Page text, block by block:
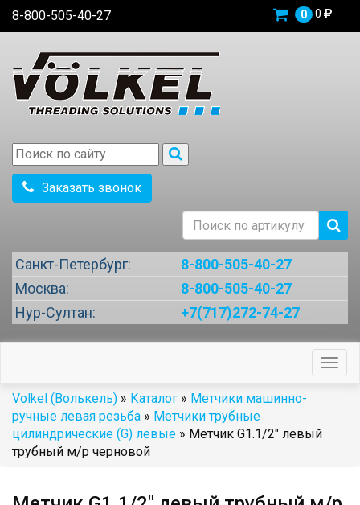
8-800-505-40-27 0 0
Заказать звонок
Санкт-Петербург:
8-800-505-40-27
Москва:
8-800-505-40-27
Нур-Султан:
+7(717)272-74-27
Volkel (Волькель) » Каталог » Метчики машинно-
ручные левая резьба » Метчики трубные
цилиндрические (G) левые » Метчик G1.1/2" левый
трубный м/р черновой